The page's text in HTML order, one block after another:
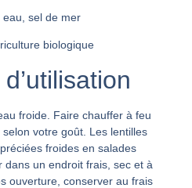
eau, sel de mer
biologique
froide. Faire chauffer à feu
votre goût. Les lentilles
froides en salades
dans un endroit frais, sec et à
ouverture, conserver au frais